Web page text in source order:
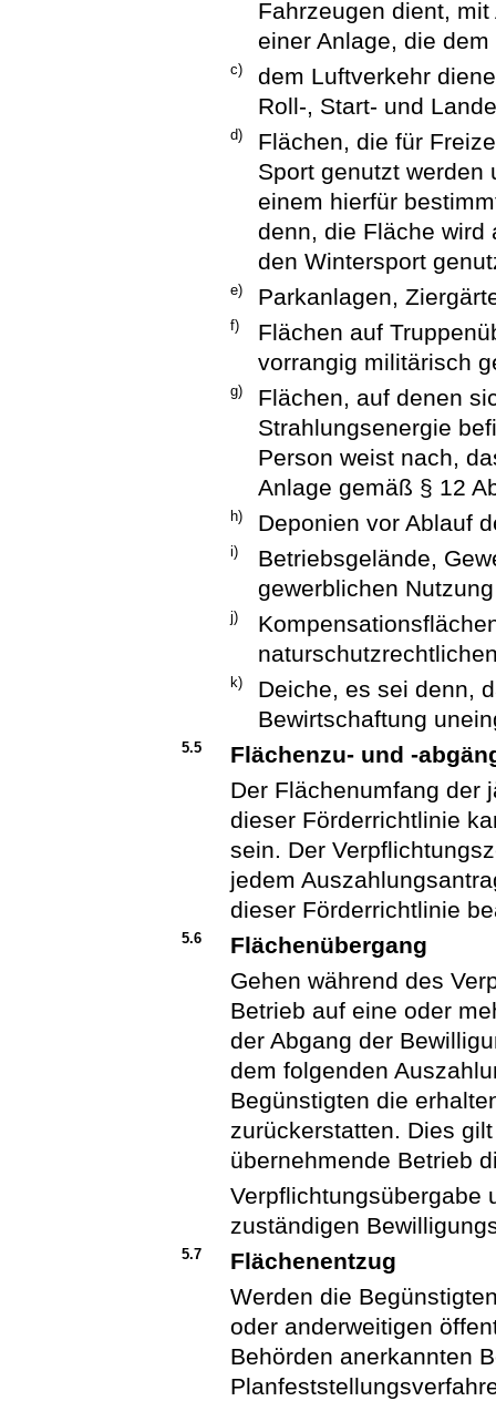
Fahrzeugen dient,
einer Anlage, die
c)
dem Luftverkehr
Roll-, Start- und
d)
Flächen, die für
Sport genutzt werden
einem hierfür
denn, die Fläche wird
den Wintersport
e) Parkanlagen,
f)
Flächen auf
vorrangig militärisch
g)
Flächen, auf denen
Strahlungsenergie
Person weist nach,
Anlage gemäß § 12
h) Deponien vor Ablauf
i)
Betriebsgelände,
gewerblichen
j)
k)
Deiche, es sei denn,
Bewirtschaftung
5.5
Flächenzu- und -
Der Flächenumfang der
dieser Förderrichtlinie
sein. Der
jedem
dieser Förderrichtlinie
5.6
Flächenübergang
Gehen während des
Betrieb auf eine oder
der Abgang der
dem folgenden
Begünstigten die
zurückerstatten. Dies
übernehmende Betrieb
Verpflichtungsübergabe
zuständigen
5.7
Flächenentzug
Werden die
oder anderweitigen
Behörden anerkannten